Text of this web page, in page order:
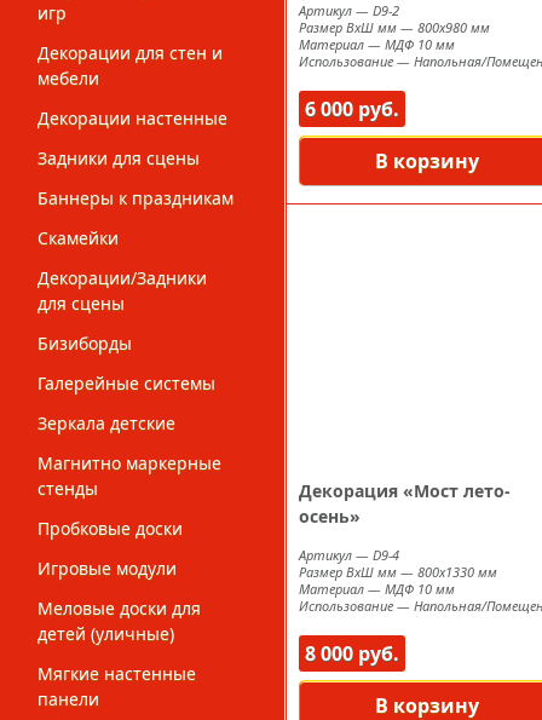
игр
Декорации для стен и
мебели
Декорации настенные
Задники для сцены
Баннеры к праздникам
Скамейки
Декорации/Задники
для сцены
Бизиборды
Галерейные системы
Зеркала детские
Магнитно маркерные
стенды
Пробковые доски
Игровые модули
Меловые доски для
детей (уличные)
Мягкие настенные
панели
Артикул — D9-2
Размер ВxШ мм — 800х980 мм
Материал — МДФ 10 мм
Использование — Напольная/
6 000 руб.
В корзину
Декорация «Мост лето-
осень»
Артикул — D9-4
Размер ВxШ мм — 800х1330 мм
Материал — МДФ 10 мм
Использование — Напольная/
8 000 руб.
В корзину